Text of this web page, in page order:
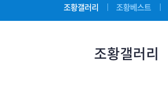
조황갤러리 조황베스트
조황갤러리